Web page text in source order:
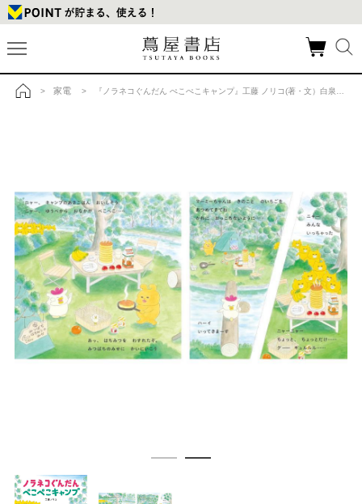
> 家電 > 『ノラネコぐんだん ぺこぺこキャンプ』工藤 ノリコ(著・文）白泉社の商品詳細